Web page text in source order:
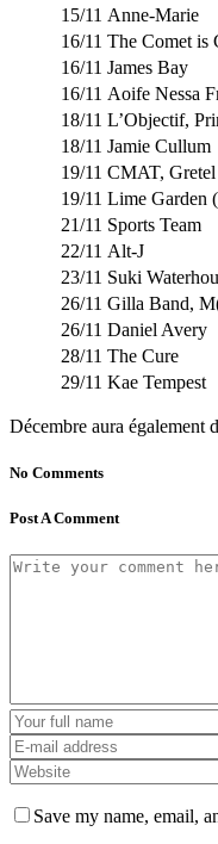
15/11 Anne-Marie
16/11 The Comet is
16/11 James Bay
16/11 Aoife Nessa
18/11 L’Objectif,
18/11 Jamie Cullum
19/11 CMAT,
19/11 Lime Garden
21/11 Sports Team
22/11 Alt-J
23/11 Suki
26/11 Gilla Band,
26/11 Daniel Avery
28/11 The Cure
29/11 Kae Tempest
Décembre aura également
No Comments
Post A Comment
Save my name, email,